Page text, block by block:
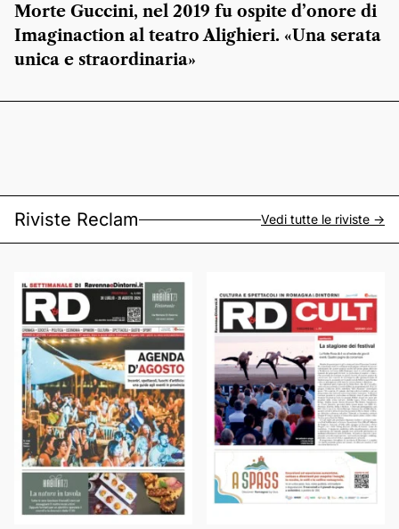
Morte Guccini, nel 2019 fu ospite d’onore di
Imaginaction al teatro Alighieri. «Una serata
unica e straordinaria»
Riviste Reclam Vedi tutte le riviste ->